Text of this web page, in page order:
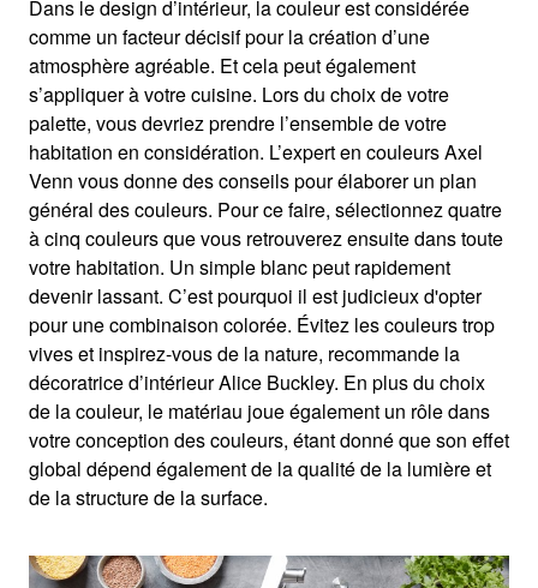
Dans le design d’intérieur, la couleur est considérée
comme un facteur décisif pour la création d’une
atmosphère agréable. Et cela peut également
s’appliquer à votre cuisine. Lors du choix de votre
palette, vous devriez prendre l’ensemble de votre
habitation en considération. L’expert en couleurs Axel
Venn vous donne des conseils pour élaborer un plan
général des couleurs. Pour ce faire, sélectionnez quatre
à cinq couleurs que vous retrouverez ensuite dans toute
votre habitation. Un simple blanc peut rapidement
devenir lassant. C’est pourquoi il est judicieux d'opter
pour une combinaison colorée. Évitez les couleurs trop
vives et inspirez-vous de la nature, recommande la
décoratrice d’intérieur Alice Buckley. En plus du choix
de la couleur, le matériau joue également un rôle dans
votre conception des couleurs, étant donné que son effet
global dépend également de la qualité de la lumière et
de la structure de la surface.